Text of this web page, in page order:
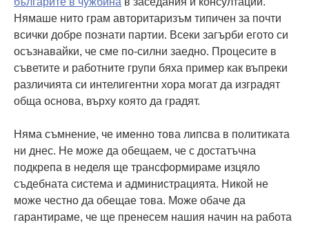
Нямаше нито грам авторитаризъм типичен за почти
всички добре познати партии. Всеки загърби егото си
осъзнавайки, че сме по-силни заедно. Процесите в
съветите и работните групи бяха пример как въпреки
различията си интелигентни хора могат да изградят
обща основа, върху която да градят.
Няма съмнение, че именно това липсва в политиката
ни днес. Не може да обещаем, че с достатъчна
подкрепа в неделя ще трансформираме изцяло
съдебната система и администрацията. Никой не
може честно да обещае това. Може обаче да
гарантираме, че ще пренесем нашия начин на работа